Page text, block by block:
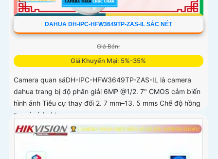
DAHUA DH-IPC-HFW3649TP-ZAS-IL SẮC NÉT
Giá Bán:
Giá Khuyến Mại: 5%-35%
Camera quan sáDH-IPC-HFW3649TP-ZAS-IL là camera
dahua trang bị độ phân giải 6MP @1/2. 7" CMOS cảm biến
hình ảnh Tiêu cự thay đổi 2. 7 mm–13. 5 mms Chế độ hồng
ngoại và led trợ...